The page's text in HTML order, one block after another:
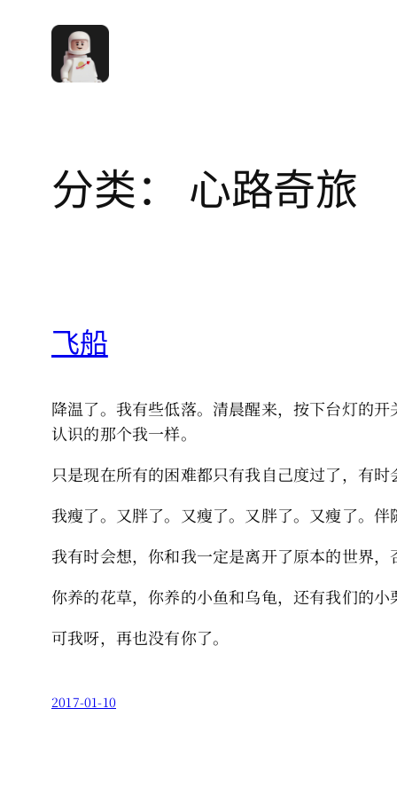
分类： 心路奇旅
飞船
降温了。我有些低落。清晨醒来，按下台灯的
认识的那个我一样。
只是现在所有的困难都只有我自己度过了，有
我瘦了。又胖了。又瘦了。又胖了。又瘦了。
我有时会想，你和我一定是离开了原本的世界
你养的花草，你养的小鱼和乌龟，还有我们的
可我呀，再也没有你了。
2017-01-10